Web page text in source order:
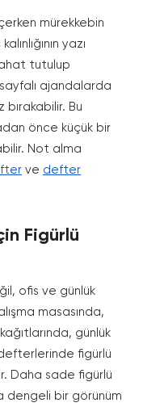
mürekkebin
yazı
tutulup
ajandalarda
Bu
önce küçük bir
Not alma
ve defter
Figürlü
ofis ve günlük
masasında,
günlük
figürlü
Daha sade figürlü
dengeli bir görünüm